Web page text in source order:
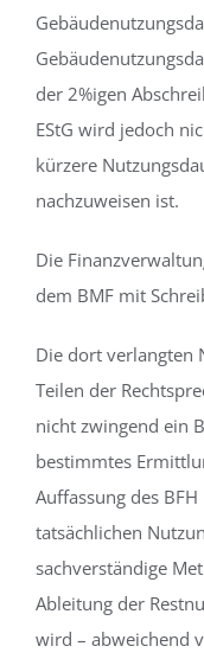
der 2%igen
EStG wird jedoch
kürzere
nachzuweisen ist.
Die
dem BMF mit
Die dort verlangten
Teilen der
nicht zwingend ein
bestimmtes
Auffassung des
tatsächlichen
sachverständige
Ableitung der
wird – abweichend